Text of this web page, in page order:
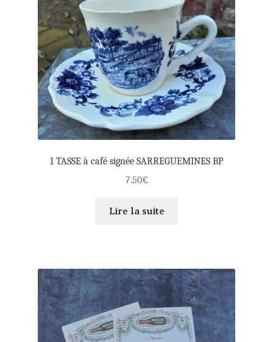
1 TASSE à café signée SARREGUEMINES BP
7.50€
Lire la suite